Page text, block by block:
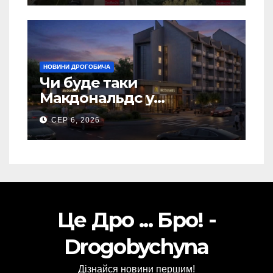
НОВИНИ ДРОГОБИЧА
Чи буде таки
Макдональдс у
Дрогобичі? (Фото)
СЕР 6, 2026
Це Дро ... Бро! -
Drogobychyna
Дізнайся новини першим!